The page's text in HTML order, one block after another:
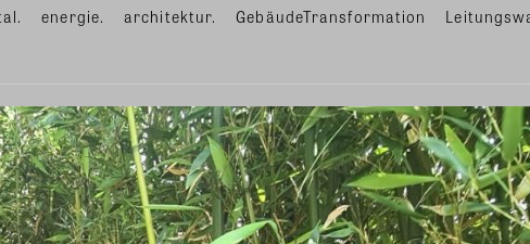
energie. architektur. GebäudeTransformation